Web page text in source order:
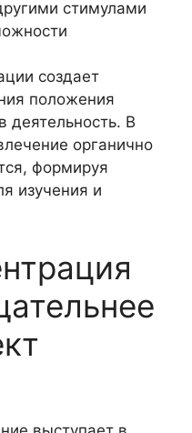
стимулами
создает
положения
деятельность. В
органично
формируя
изучения и